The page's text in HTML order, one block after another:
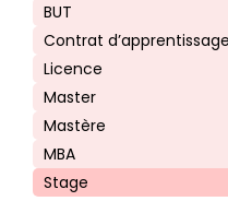
BUT
Contrat d’apprentissage
Licence
Master
Mastère
MBA
Stage